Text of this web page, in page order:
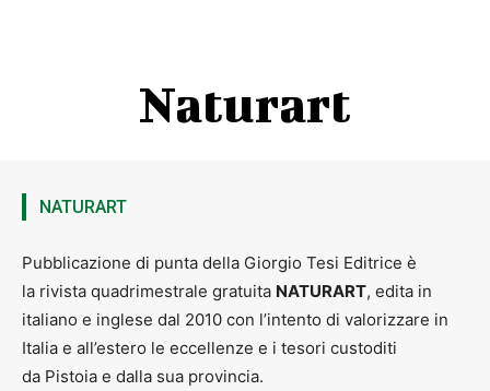
Naturart
NATURART
Pubblicazione di punta della Giorgio Tesi Editrice è
la rivista quadrimestrale gratuita NATURART, edita in
italiano e inglese dal 2010 con l’intento di valorizzare in
Italia e all’estero le eccellenze e i tesori custoditi
da Pistoia e dalla sua provincia.